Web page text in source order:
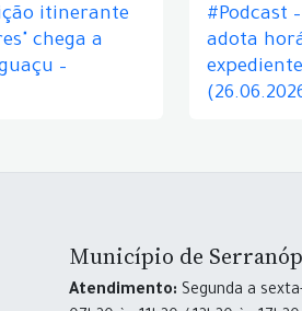
itinerante
chega a
–
#Podcast
adota
Município de
Atendimento: Segunda a